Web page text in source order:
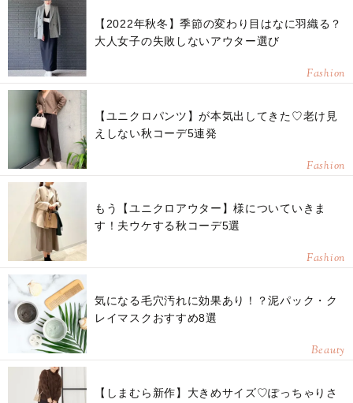
【2022年秋冬】季節の変わり目はなに羽織る？
大人女子の失敗しないアウター選び
Fashion
【ユニクロパンツ】が本気出してきた♡老け見
えしない秋コーデ5連発
Fashion
もう【ユニクロアウター】様についていきま
す！夫ウケする秋コーデ5選
Fashion
気になる毛穴汚れに効果あり！？泥パック・ク
レイマスクおすすめ8選
Beauty
【しまむら新作】大きめサイズ♡ぽっちゃりさ